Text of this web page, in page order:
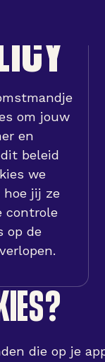
om jouw
en
beleid
we
hoe jij ze
controle
op de
die op je